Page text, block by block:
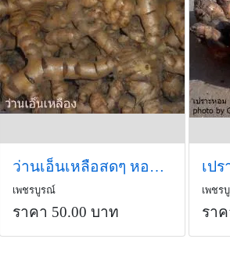
ว่านเอ็นเหลือสดๆ หอมๆ ใหญ่
เพชรบูรณ์
ราคา 50.00 บาท
เพชร
รา